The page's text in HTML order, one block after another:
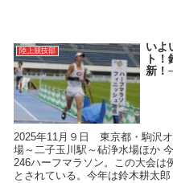
陸上競技部
いよ
ト
新！
2025年11月９日 東京都・駒沢
場～二子玉川駅～砧浄水場ほか
246ハーフマラソン。この大会は
とされている。今年は鈴木耕太